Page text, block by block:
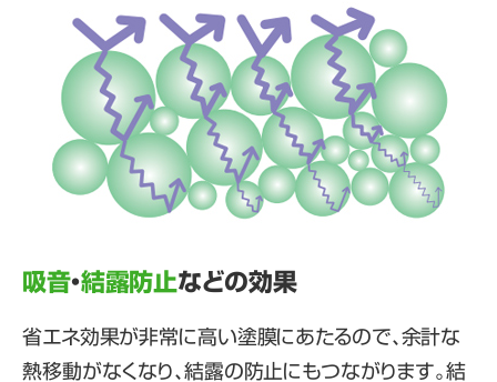
吸音・結露防止などの効果
省エネ効果が非常に高い塗膜にあたるので、余計な
熱移動がなくなり、結露の防止にもつながります。結